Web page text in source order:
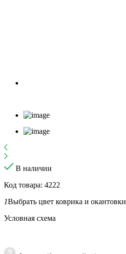
В наличии
Код товара: 4222
1Выбрать цвет коврика и окантовки
Условная схема